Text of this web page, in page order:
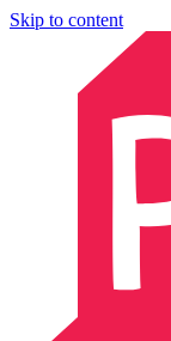
Skip to content